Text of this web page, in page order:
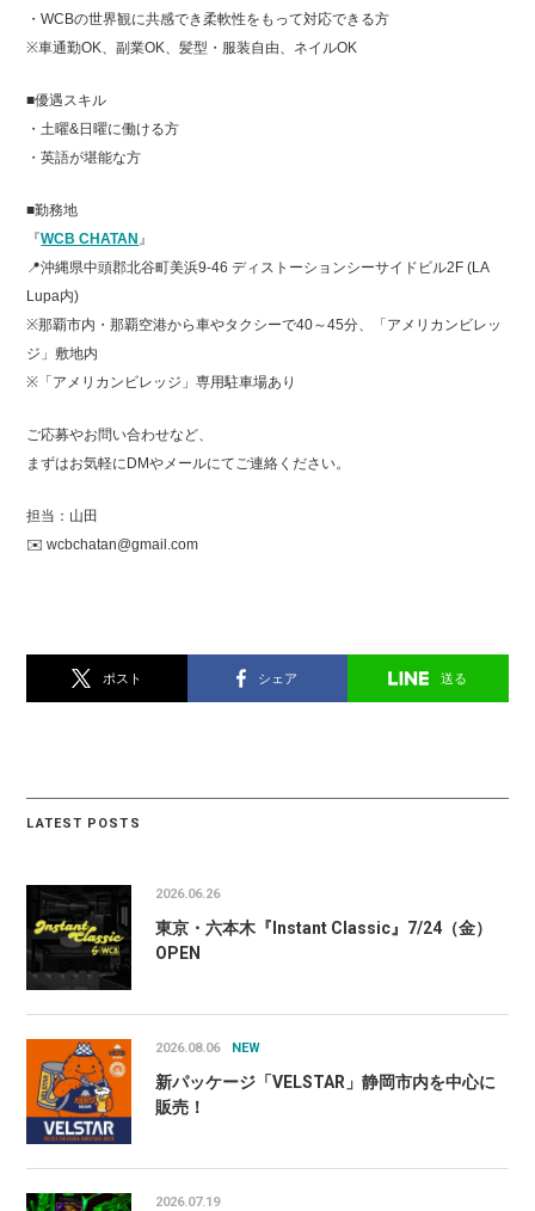
・WCBの世界観に共感でき柔軟性をもって対応できる方
※車通勤OK、副業OK、髪型・服装自由、ネイルOK
■優遇スキル
・土曜&日曜に働ける方
・英語が堪能な方
■勤務地
『WCB CHATAN 』
📍沖縄県中頭郡北谷町美浜9-46 ディストーションシーサイドビル2F (LA
Lupa内)
※那覇市内・那覇空港から車やタクシーで40～45分、「アメリカンビレッ
ジ」敷地内
※「アメリカンビレッジ」専用駐車場あり
ご応募やお問い合わせなど、
まずはお気軽にDMやメールにてご連絡ください。
担当：山田
✉️ wcbchatan@gmail.com
ポスト シェア 送る
LATEST POSTS
2026.06.26
東京・六本木『Instant Classic』7/24（金）
OPEN
2026.08.06 NEW
新パッケージ「VELSTAR」静岡市内を中心に
販売！
2026.07.19